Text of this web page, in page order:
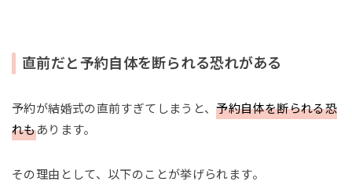
直前だと予約自体を断られる恐れがある
予約が結婚式の直前すぎてしまうと、予約自体を断られる恐
れもあります。
その理由として、以下のことが挙げられます。